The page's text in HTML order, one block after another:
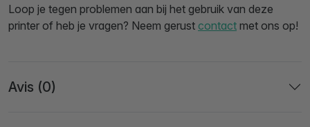
Loop je tegen problemen aan bij het gebruik van deze
printer of heb je vragen? Neem gerust contact met ons op!
Avis (0)